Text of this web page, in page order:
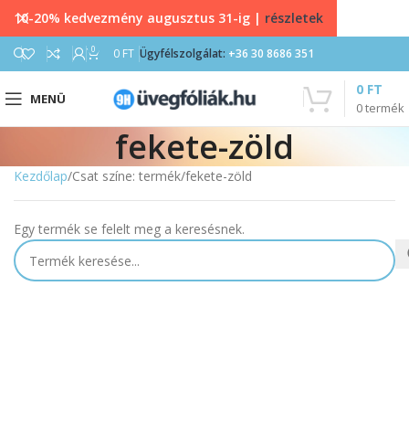
0 0 FT Ügyfélszolgálat: +36 30 8686 351
MENÜ
0termék
0 FT
fekete-zöld
Kezdőlap Csat színe: termék fekete-zöld
Egy termék se felelt meg a keresésnek.
10-20% kedvezmény augusztus 31-ig | részletek